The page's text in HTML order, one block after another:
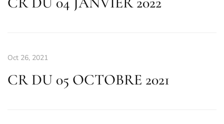
Oct 26, 2021
CR DU 05 OCTOBRE 2021